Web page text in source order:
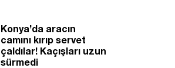
Konya’da aracın
camını kırıp servet
çaldılar! Kaçışları uzun
sürmedi